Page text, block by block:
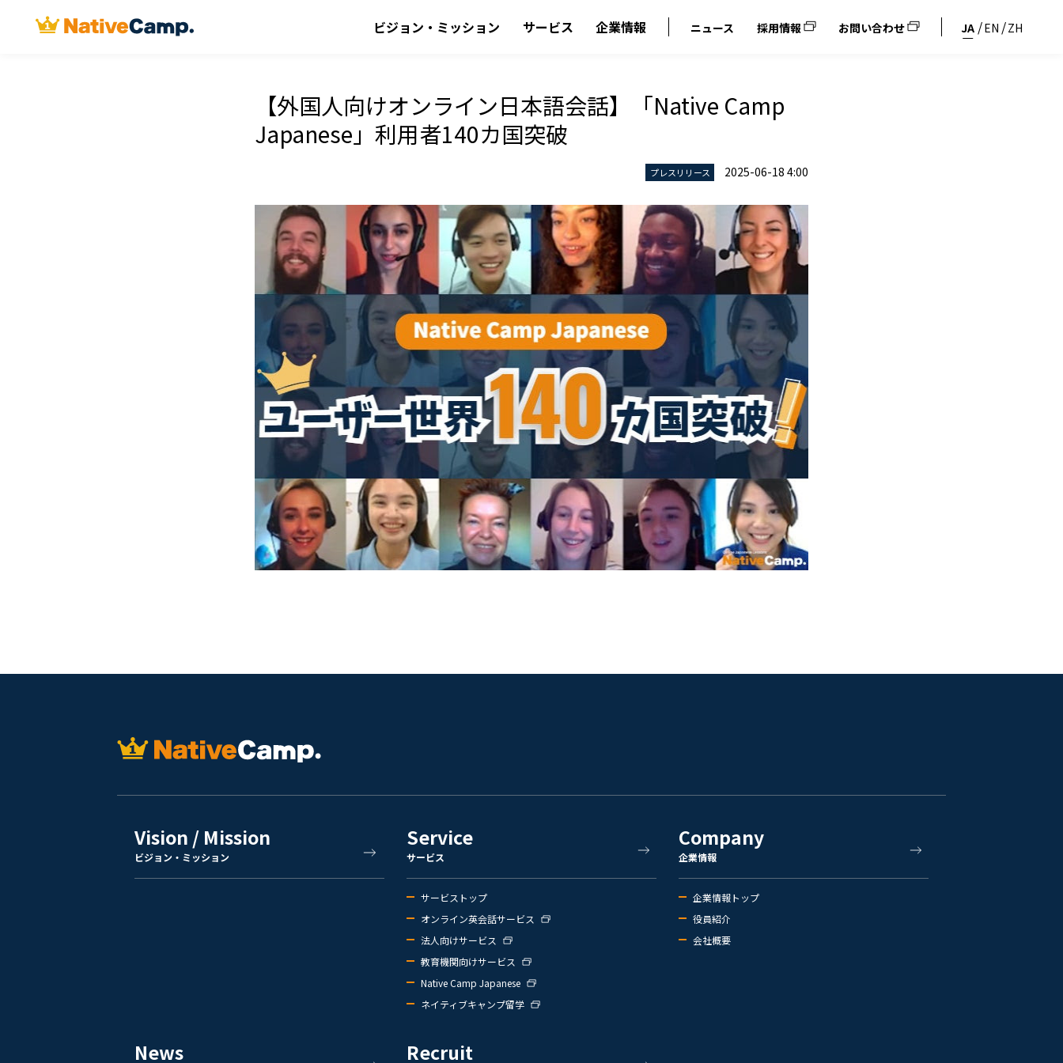
ビジョン・ミッション サービス 企業情報 ニュース 採用情報 お問い合わせ JA EN ZH
【外国人向けオンライン日本語会話】「Native Camp
Japanese」利用者140カ国突破
プレスリリース 2025-06-18 4:00
Vision / Mission
ビジョン・ミッション
Service
サービス
サービストップ
オンライン英会話サービス
法人向けサービス
教育機関向けサービス
Native Camp Japanese
ネイティブキャンプ留学
Company
企業情報
企業情報トップ
役員紹介
会社概要
News Recruit